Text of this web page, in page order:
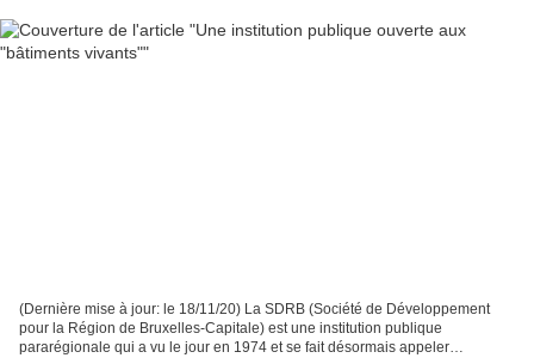
(Dernière mise à jour: le 18/11/20) La SDRB (Société de Développement
pour la Région de Bruxelles-Capitale) est une institution publique
pararégionale qui a vu le jour en 1974 et se fait désormais appeler